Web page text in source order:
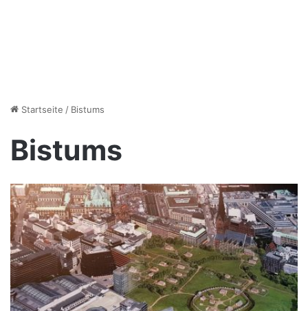
Startseite / Bistums
Bistums